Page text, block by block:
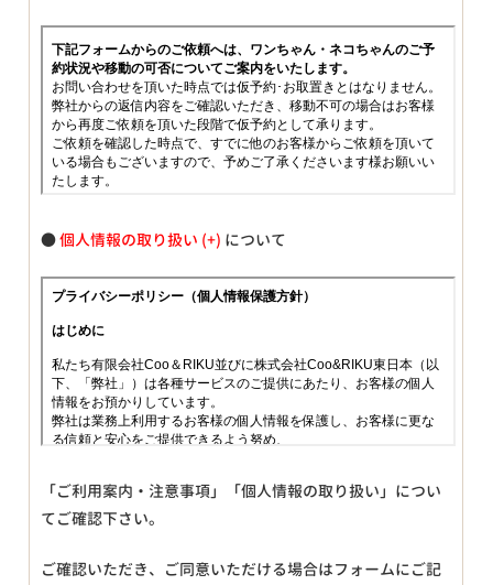
●個人情報の取り扱い について
「ご利用案内・注意事項」「個人情報の取り扱い」につい
てご確認下さい。
ご確認いただき、ご同意いただける場合はフォームにご記